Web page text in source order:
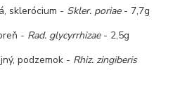
sklerócium - Skler. poriae- 7,7g
- Rad. glycyrrhizae- 2,5g
podzemok - Rhiz. zingiberis